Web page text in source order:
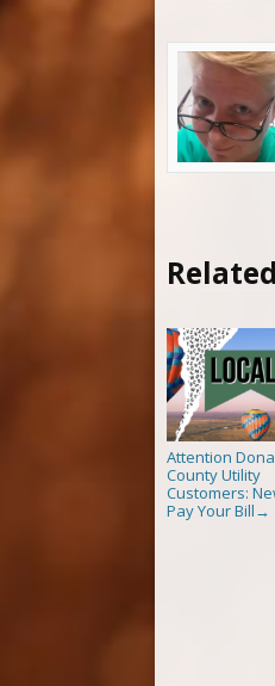
Attention
County Utility
Customers:
Pay Your Bill →